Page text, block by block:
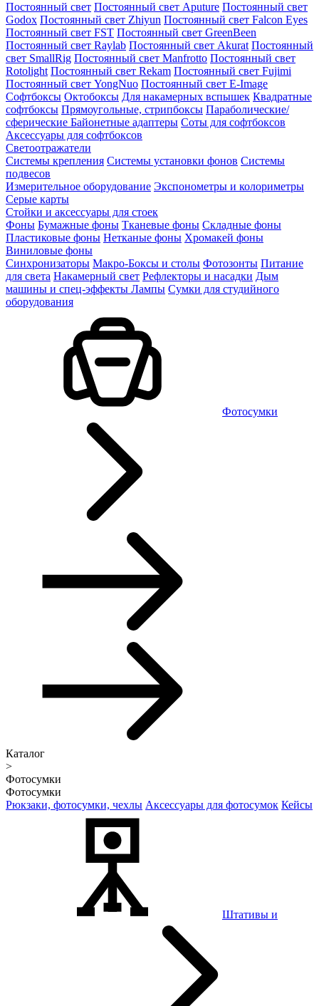
Постоянный свет Постоянный свет Aputure Постоянный свет
Godox Постоянный свет Zhiyun Постоянный свет Falcon Eyes
Постоянный свет FST Постоянный свет GreenBeen
Постоянный свет Raylab Постоянный свет Akurat Постоянный
свет SmallRig Постоянный свет Manfrotto Постоянный свет
Rotolight Постоянный свет Rekam Постоянный свет Fujimi
Постоянный свет YongNuo Постоянный свет E-Image
Софтбоксы Октобоксы Для накамерных вспышек Квадратные
софтбоксы Прямоугольные, стрипбоксы Параболические/
сферические Байонетныe адаптеры Соты для софтбоксов
Аксессуары для софтбоксов
Светоотражатели
Системы крепления Системы установки фонов Системы
подвесов
Измерительное оборудование Экспонометры и колориметры
Серые карты
Стойки и аксессуары для стоек
Фоны Бумажные фоны Тканевые фоны Складные фоны
Пластиковые фоны Нетканые фоны Хромакей фоны
Виниловые фоны
Синхронизаторы Макро-Боксы и столы Фотозонты Питание
для света Накамерный свет Рефлекторы и насадки Дым
машины и спец-эффекты Лампы Сумки для студийного
оборудования
Фотосумки
Каталог
>
Фотосумки
Фотосумки
Рюкзаки, фотосумки, чехлы Аксессуары для фотосумок Кейсы
Штативы и